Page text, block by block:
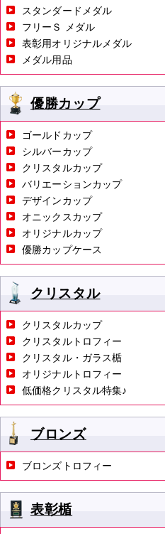
スタンダードメダル
フリーＳ メダル
表彰用オリジナルメダル
メダル用品
優勝カップ
ゴールドカップ
シルバーカップ
クリスタルカップ
バリエーションカップ
デザインカップ
オニックスカップ
オリジナルカップ
優勝カップケース
クリスタル
クリスタルカップ
クリスタルトロフィー
クリスタル・ガラス楯
オリジナルトロフィー
低価格クリスタル特集♪
ブロンズ
ブロンズトロフィー
表彰楯